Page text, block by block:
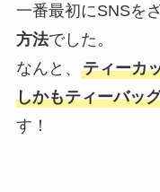
一番最初にSNSを
方法でした。
なんと、 ティーカ
しかもティーバッ
す！